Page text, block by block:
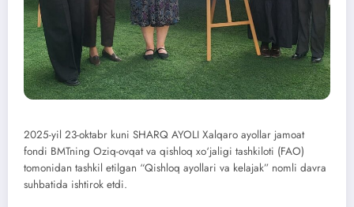
2025-yil 23-oktabr kuni SHARQ AYOLI Xalqaro ayollar jamoat
fondi BMTning Oziq-ovqat va qishloq xo‘jaligi tashkiloti (FAO)
tomonidan tashkil etilgan “Qishloq ayollari va kelajak” nomli davra
suhbatida ishtirok etdi.